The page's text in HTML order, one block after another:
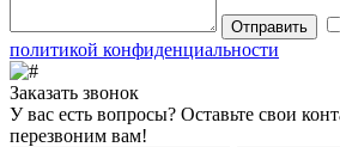
Отправить
политикой конфиденциальности
Заказать звонок
У вас есть вопросы? Оставьте свои
перезвоним вам!